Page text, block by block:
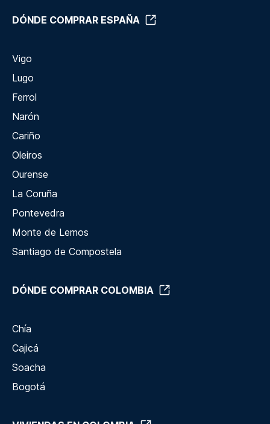
DÓNDE COMPRAR ESPAÑA
Vigo
Lugo
Ferrol
Narón
Cariño
Oleiros
Ourense
La Coruña
Pontevedra
Monte de Lemos
Santiago de Compostela
DÓNDE COMPRAR COLOMBIA
Chía
Cajicá
Soacha
Bogotá